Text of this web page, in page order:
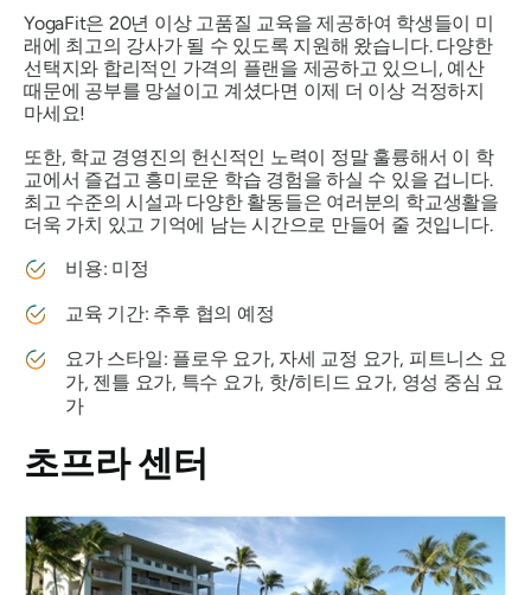
YogaFit은 20년 이상 고품질 교육을 제공하여 학생들이 미
래에 최고의 강사가 될 수 있도록 지원해 왔습니다. 다양한
선택지와 합리적인 가격의 플랜을 제공하고 있으니, 예산
때문에 공부를 망설이고 계셨다면 이제 더 이상 걱정하지
마세요!
또한, 학교 경영진의 헌신적인 노력이 정말 훌륭해서 이 학
교에서 즐겁고 흥미로운 학습 경험을 하실 수 있을 겁니다.
최고 수준의 시설과 다양한 활동들은 여러분의 학교생활을
더욱 가치 있고 기억에 남는 시간으로 만들어 줄 것입니다.
비용: 미정
교육 기간: 추후 협의 예정
요가 스타일: 플로우 요가, 자세 교정 요가, 피트니스 요
가, 젠틀 요가, 특수 요가, 핫/히티드 요가, 영성 중심 요
가
초프라 센터